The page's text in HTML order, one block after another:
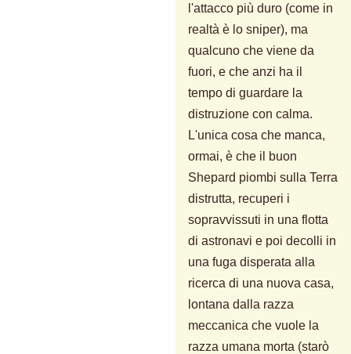
l'attacco più duro (come in
realtà è lo sniper), ma
qualcuno che viene da
fuori, e che anzi ha il
tempo di guardare la
distruzione con calma.
L'unica cosa che manca,
ormai, è che il buon
Shepard piombi sulla Terra
distrutta, recuperi i
sopravvissuti in una flotta
di astronavi e poi decolli in
una fuga disperata alla
ricerca di una nuova casa,
lontana dalla razza
meccanica che vuole la
razza umana morta (starò